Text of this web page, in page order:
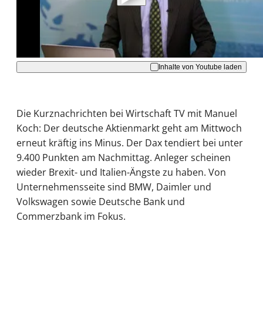
Hinweise dazu erhalten Sie in derDatenschutzerklärung.
Akzeptieren
Inhalte von Youtube laden
Die Kurznachrichten bei Wirtschaft TV mit Manuel
Koch: Der deutsche Aktienmarkt geht am Mittwoch
erneut kräftig ins Minus. Der Dax tendiert bei unter
9.400 Punkten am Nachmittag. Anleger scheinen
wieder Brexit- und Italien-Ängste zu haben. Von
Unternehmensseite sind BMW, Daimler und
Volkswagen sowie Deutsche Bank und
Commerzbank im Fokus.